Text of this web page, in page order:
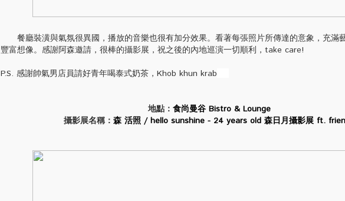
餐廳裝潢與氣氛很異國，播放的音樂也很有加分效果。看著每張照片所傳達的意象，充滿
豐富想像。感謝阿森邀請，很棒的攝影展，祝之後的內地巡演一切順利，take care!
P.S. 感謝帥氣男店員請好青年喝泰式奶茶，Khob khun krab
地點： 食尚曼谷 Bistro & Lounge
攝影展名稱： 森 活照 / hello sunshine - 24 years old 森日月攝影展 ft.